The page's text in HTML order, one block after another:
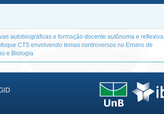
autobiográficas e formação docente autônoma e reflexiva
CTS envolvendo temas controversos no Ensino de
e Biologia